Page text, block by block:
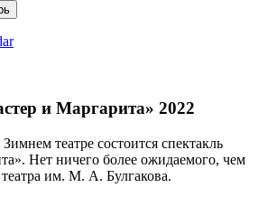
и Маргарита» 2022
театре состоится спектакль
Нет ничего более ожидаемого, чем
театра им. М. А. Булгакова.